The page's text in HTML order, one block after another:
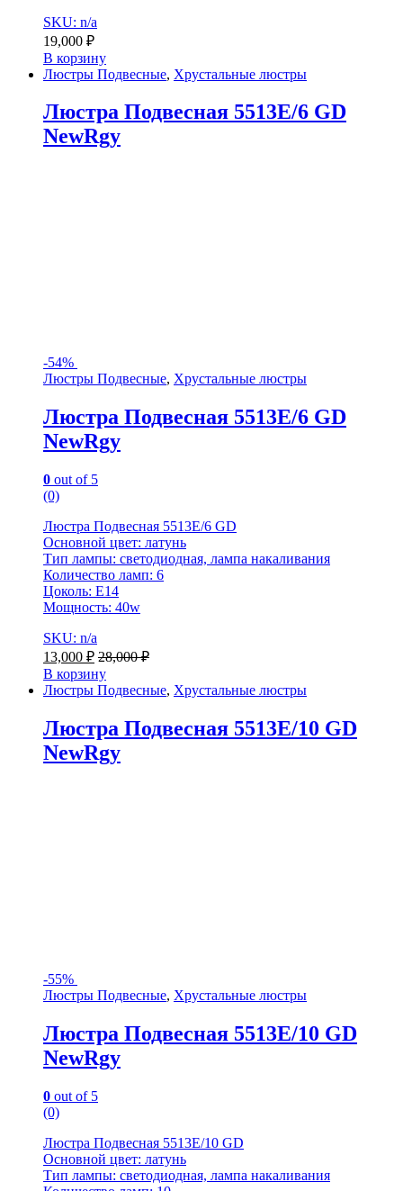
SKU: n/a
19,000 ₽
В корзину
Люстры Подвесные, Хрустальные люстры
Люстра Подвесная 5513E/6 GD
NewRgy
-54%
Люстры Подвесные, Хрустальные люстры
Люстра Подвесная 5513E/6 GD
NewRgy
0 out of 5
(0)
Люстра Подвесная 5513E/6 GD
Основной цвет: латунь
Тип лампы: светодиодная, лампа накаливания
Количество ламп: 6
Цоколь: E14
Мощность: 40w
SKU: n/a
13,000 ₽ 28,000₽
В корзину
Люстры Подвесные, Хрустальные люстры
Люстра Подвесная 5513E/10 GD
NewRgy
-55%
Люстры Подвесные, Хрустальные люстры
Люстра Подвесная 5513E/10 GD
NewRgy
0 out of 5
(0)
Люстра Подвесная 5513E/10 GD
Основной цвет: латунь
Тип лампы: светодиодная, лампа накаливания